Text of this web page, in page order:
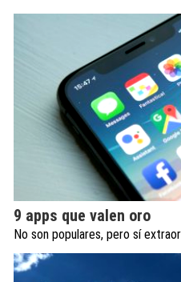
9 apps que valen oro
No son populares, pero sí